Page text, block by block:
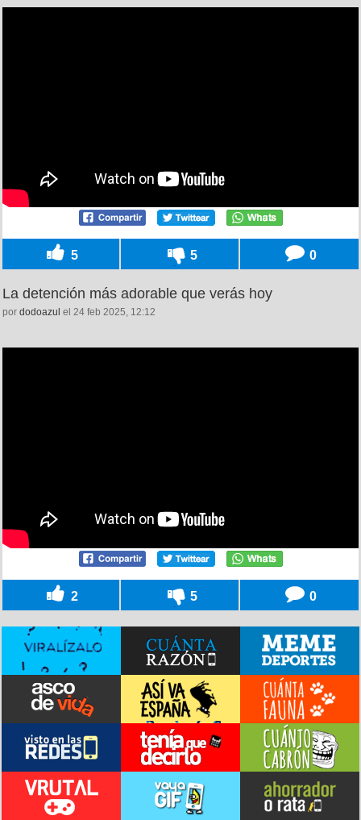
5 5 0
La detención más adorable que verás hoy
por dodoazul el 24 feb 2025, 12:12
2 5 0